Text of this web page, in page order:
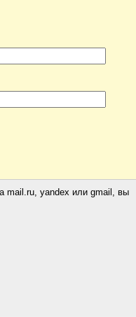
mail.ru, yandex или gmail, вы